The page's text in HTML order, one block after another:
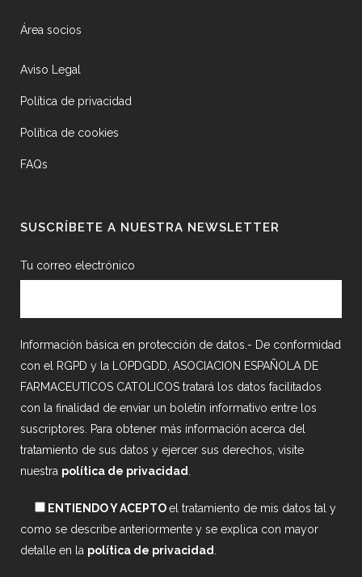
Área socios
Aviso Legal
Política de privacidad
Política de cookies
FAQs
SUSCRÍBETE A NUESTRA NEWSLETTER
Tu correo electrónico
Información básica en protección de datos.- De conformidad
con el RGPD y la LOPDGDD, ASOCIACION ESPAÑOLA DE
FARMACEUTICOS CATOLICOS tratará los datos facilitados
con la finalidad de enviar un boletín informativo entre los
suscriptores. Para obtener más información acerca del
tratamiento de sus datos y ejercer sus derechos, visite
nuestra política de privacidad
ENTIENDO Y ACEPTOel tratamiento de mis datos tal y
como se describe anteriormente y se explica con mayor
detalle en la política de privacidad